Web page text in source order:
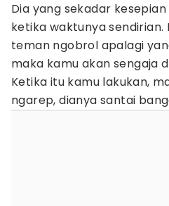
Dia yang sekadar
ketika waktunya sendirian.
teman ngobrol apalagi
maka kamu akan sengaja
Ketika itu kamu lakukan,
ngarep, dianya santai